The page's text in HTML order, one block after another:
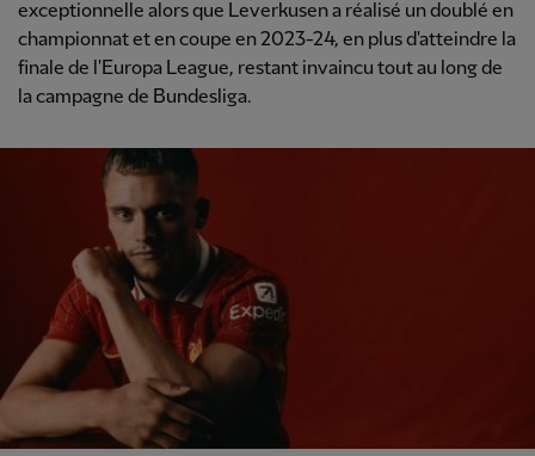
exceptionnelle alors que Leverkusen a réalisé un doublé en
championnat et en coupe en 2023-24, en plus d'atteindre la
finale de l'Europa League, restant invaincu tout au long de
la campagne de Bundesliga.